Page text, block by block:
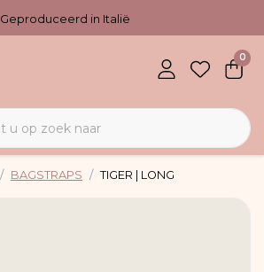
Geproduceerd in Italië
0
BAGSTRAPS TIGER | LONG